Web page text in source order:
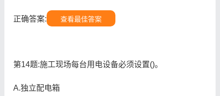
正确答案: 查看最佳答案
第14题:施工现场每台用电设备必须设置()。
A.独立配电箱